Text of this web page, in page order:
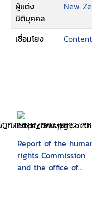
ผู้แต่ง
นิติบุคคล
New
เชื่อมโยง Content
Report of the
rights Commission
and the office of